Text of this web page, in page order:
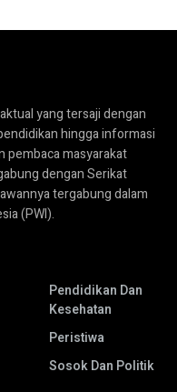
yang tersaji dengan
hingga informasi
masyarakat
dengan Serikat
tergabung dalam
(PWI).
Pendidikan Dan
Kesehatan
Peristiwa
Sosok Dan Politik